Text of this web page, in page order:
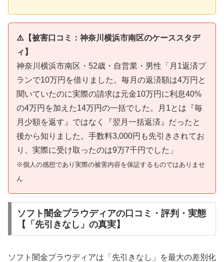
⚠️【被害口コミ：神奈川横浜市南区のケーススタデ
ィ】
神奈川横浜市南区・52歳・自営業・男性「月1返済プ
ランで10万円を借りました。毎月の返済額は4万円と
聞いていたのに実際の請求は元金10万円に利息40%
の4万円を加えた14万円の一括でした。月1とは『毎
月少額を返す』ではなく『翌月一括返済』だったと
後から知りました。手数料3,000円も先引きされてお
り、実際に受け取ったのは9万7千円でした」
※個人の感想であり実際の被害内容を保証するものではありませ
ん
ソフト闇金プラウディアの口コミ・評判・実態
【「先引きなし」の真実】
ソフト闇金プラウディアは「先引きなし」を最大の差別化